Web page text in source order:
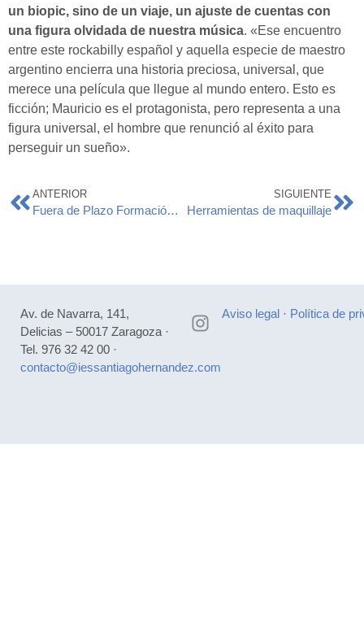
un biopic, sino de un viaje, un ajuste de cuentas con
una figura olvidada de nuestra música. «Ese encuentro
entre este rockabilly español y aquella especie de maestro
argentino encierra una historia preciosa, universal, que
merece una película que llegue al mundo entero. Esto es
ficción; Mauricio es el protagonista, pero representa a una
figura universal, el hombre que renunció al éxito para
perseguir un sueño».
ANTERIOR
Fuera de Plazo Formación Profesional
SIGUIENTE
Herramientas de maquillaje
Av. de Navarra, 141,
Delicias – 50017 Zaragoza ·
Tel. 976 32 42 00 ·
contacto@iessantiagohernandez.com
Aviso legal· Política de